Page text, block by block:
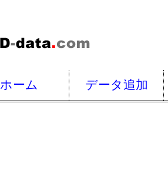
ホーム データ追加